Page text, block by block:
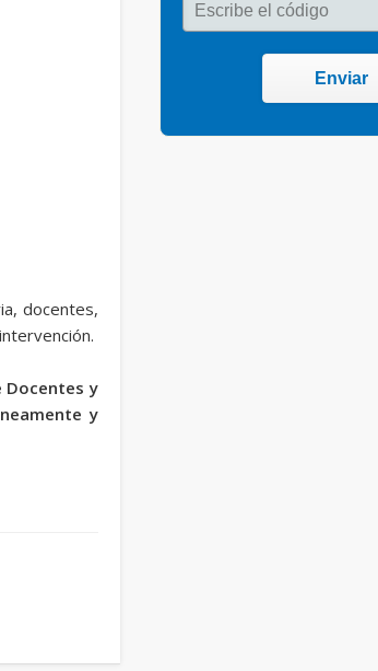
docentes,
Docentes y
y
Escribe el código